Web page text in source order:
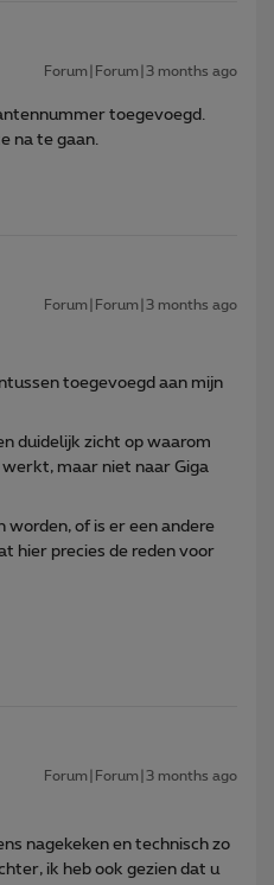
Forum|Forum|3 months ago
toegevoegd.
na te gaan.
Forum|Forum|3 months ago
toegevoegd aan mijn
duidelijk zicht op waarom
maar niet naar Giga
worden, of is er een andere
hier precies de reden voor
Forum|Forum|3 months ago
nagekeken en technisch zo
ik heb ook gezien dat u